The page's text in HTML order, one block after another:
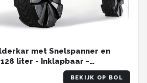
met Snelspanner en
liter - Inklapbaar -
BEKIJK OP BOL